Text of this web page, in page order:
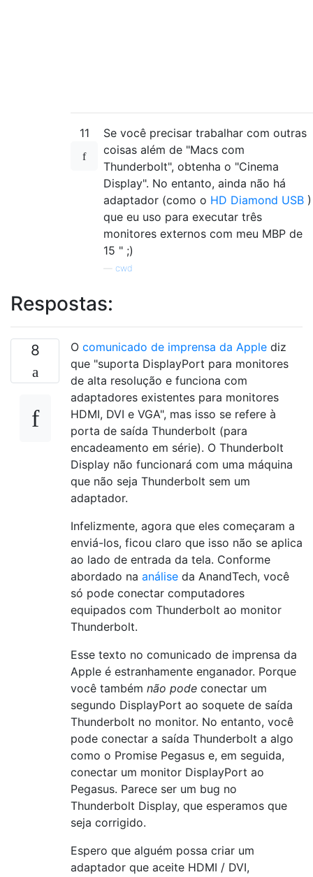
11
Se você precisar trabalhar com outras
coisas além de "Macs com
Thunderbolt", obtenha o "Cinema
Display". No entanto, ainda não há
adaptador (como o HD Diamond USB )
que eu uso para executar três
monitores externos com meu MBP de
15 " ;)
cwd
Respostas:
8 O comunicado de imprensa da Apple diz
que "suporta DisplayPort para monitores
de alta resolução e funciona com
adaptadores existentes para monitores
HDMI, DVI e VGA", mas isso se refere à
porta de saída Thunderbolt (para
encadeamento em série). O Thunderbolt
Display não funcionará com uma máquina
que não seja Thunderbolt sem um
adaptador.
Infelizmente, agora que eles começaram a
enviá-los, ficou claro que isso não se aplica
ao lado de entrada da tela. Conforme
abordado na análise da AnandTech, você
só pode conectar computadores
equipados com Thunderbolt ao monitor
Thunderbolt.
Esse texto no comunicado de imprensa da
Apple é estranhamente enganador. Porque
você também não pode conectar um
segundo DisplayPort ao soquete de saída
Thunderbolt no monitor. No entanto, você
pode conectar a saída Thunderbolt a algo
como o Promise Pegasus e, em seguida,
conectar um monitor DisplayPort ao
Pegasus. Parece ser um bug no
Thunderbolt Display, que esperamos que
seja corrigido.
Espero que alguém possa criar um
adaptador que aceite HDMI / DVI,